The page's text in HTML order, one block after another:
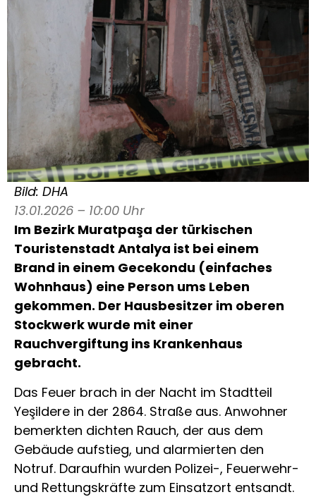
Bild: DHA
13.01.2026 – 10:00 Uhr
Im Bezirk Muratpaşa der türkischen
Touristenstadt Antalya ist bei einem
Brand in einem Gecekondu (einfaches
Wohnhaus) eine Person ums Leben
gekommen. Der Hausbesitzer im oberen
Stockwerk wurde mit einer
Rauchvergiftung ins Krankenhaus
gebracht.
Das Feuer brach in der Nacht im Stadtteil
Yeşildere in der 2864. Straße aus. Anwohner
bemerkten dichten Rauch, der aus dem
Gebäude aufstieg, und alarmierten den
Notruf. Daraufhin wurden Polizei-, Feuerwehr-
und Rettungskräfte zum Einsatzort entsandt.